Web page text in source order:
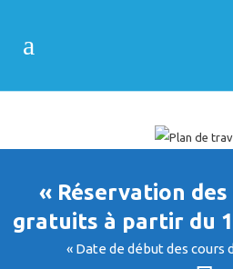
« Réservation des
gratuits à partir du
« Date de début des cours